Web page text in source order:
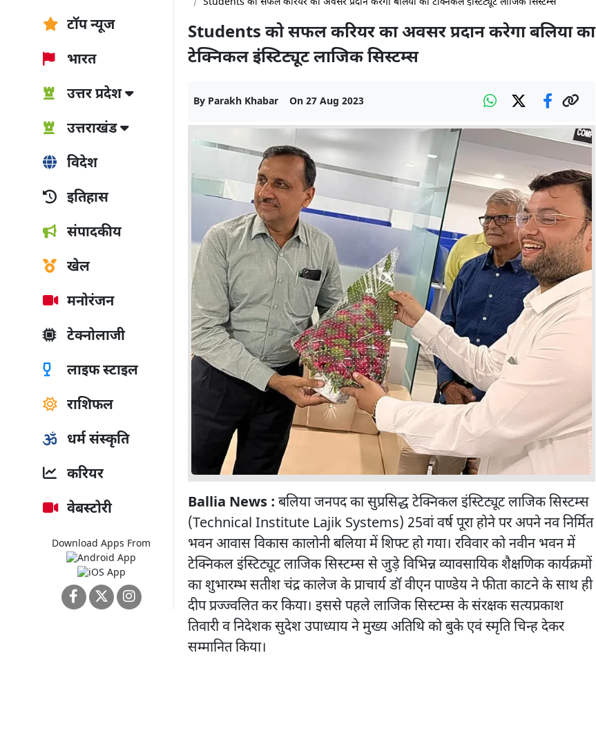
टॉप न्यूज
भारत
उत्तर प्रदेश
उत्तराखंड
विदेश
इतिहास
संपादकीय
खेल
मनोरंजन
टेक्नोलाजी
लाइफ स्टाइल
राशिफल
धर्म संस्कृति
करियर
वेबस्टोरी
Download Apps From
Students को सफल करियर का अवसर प्रदान करेगा बलिया का
टेक्निकल इंस्टिट्यूट लाजिक सिस्टम्स
By Parakh Khabar On 27 Aug 2023
Ballia News : बलिया जनपद का सुप्रसिद्ध टेक्निकल इंस्टिट्यूट लाजिक सिस्टम्स
(Technical Institute Lajik Systems) 25वां वर्ष पूरा होने पर अपने नव ‌निर्मित
भवन आवास विकास कालोनी बलिया में शिफ्ट हो गया। रविवार को नवीन भवन में
टेक्निकल इंस्टिट्यूट लाजिक सिस्टम्स से जुड़े विभिन्न व्यावसायिक शैक्षणिक कार्यक्रमों
का शुभारम्भ सतीश चंद्र कालेज के प्राचार्य डॉ वीएन पाण्डेय ने फीता काटने के साथ ही
दीप प्रज्ज्वलित कर किया। इससे पहले लाजिक सिस्टम्स के संरक्षक सत्यप्रकाश
तिवारी व निदेशक सुदेश उपाध्याय ने मुख्य अतिथि को बुके एवं स्मृति चिन्ह देकर
सम्मानित किया।